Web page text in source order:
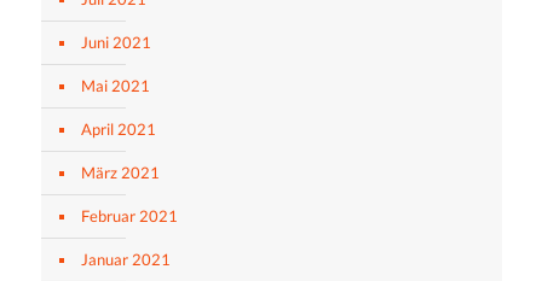
Juni 2021
Mai 2021
April 2021
März 2021
Februar 2021
Januar 2021